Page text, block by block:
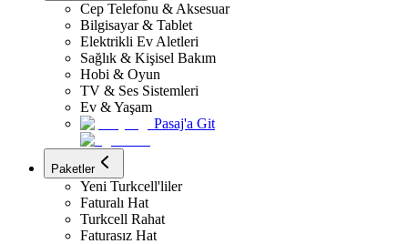
Cep Telefonu & Aksesuar
Bilgisayar & Tablet
Elektrikli Ev Aletleri
Sağlık & Kişisel Bakım
Hobi & Oyun
TV & Ses Sistemleri
Ev & Yaşam
Pasaj'a Git
Paketler
Yeni Turkcell'liler
Faturalı Hat
Turkcell Rahat
Faturasız Hat